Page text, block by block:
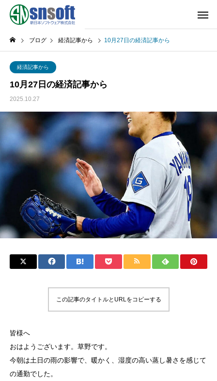
ブログ 経済記事から 10月27日の経済記事から
経済記事から
10月27日の経済記事から
2025.10.27
この記事のタイトルとURLをコピーする
皆様へ
おはようございます。草野です。
今朝は土日の雨の影響で、暖かく、湿度の高い蒸し暑さを感じて
の通勤でした。